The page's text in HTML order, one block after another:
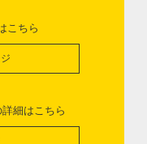
こちら
細はこちら